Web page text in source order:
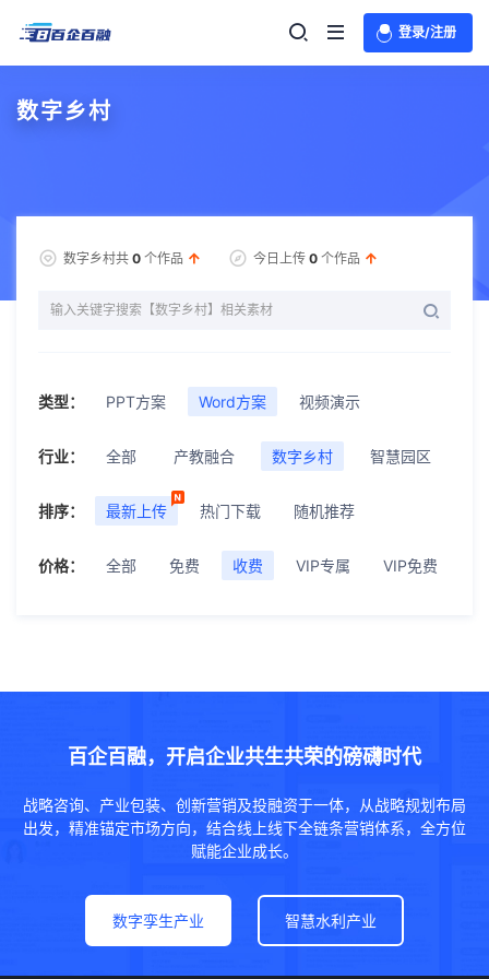
登录/注册
数字乡村
数字乡村共 0 个作品 今日上传 0 个作品
类型： PPT方案 Word方案 视频演示
行业： 全部 产教融合 数字乡村 智慧园区
排序： 最新上传 热门下载 随机推荐
价格： 全部 免费 收费 VIP专属 VIP免费
百企百融，开启企业共生共荣的磅礴时代
战略咨询、产业包装、创新营销及投融资于一体，从战略规划布局
出发，精准锚定市场方向，结合线上线下全链条营销体系，全方位
赋能企业成长。
数字孪生产业 智慧水利产业